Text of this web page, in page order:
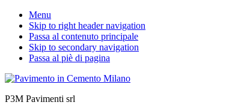
Menu
Skip to right header navigation
Passa al contenuto principale
Skip to secondary navigation
Passa al piè di pagina
P3M Pavimenti srl